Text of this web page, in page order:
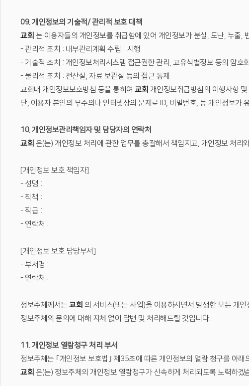
09. 개인정보의 기술적/ 관리적 보호 대책
교회 는 이용자들의 개인정보를 취급함에 있어 개인정보가 분실, 도난, 누출,
- 관리적 조치 : 내부관리계획 수립·시행
- 기술적 조치 : 개인정보처리시스템 접근권한 관리, 고유식별정보 등의 암호
- 물리적 조치 : 전산실, 자료 보관실 등의 접근 통제
교회내 개인정보보호방침 등을 통하여 교회 개인정보취급방침의 이행사항
단, 이용자 본인의 부주의나 인터넷상의 문제로 ID, 비밀번호, 등 개인정보가
10. 개인정보관리책임자 및 담당자의 연락처
교회 은(는) 개인정보 처리에 관한 업무를 총괄해서 책임지고, 개인정보 처
[개인정보 보호 책임자]
- 성명 :
- 직책 :
- 직급 :
- 연락처 :
[개인정보 보호 담당부서]
- 부서명 :
- 연락처 :
정보주체께서는 교회 의 서비스(또는 사업)을 이용하시면서 발생한 모든 개
정보주체의 문의에 대해 지체 없이 답변 및 처리해드릴 것입니다.
11. 개인정보 열람청구 처리 부서
정보주체는 ｢개인정보 보호법｣ 제35조에 따른 개인정보의 열람 청구를 아래
교회 은(는) 정보주체의 개인정보 열람청구가 신속하게 처리되도록 노력하겠